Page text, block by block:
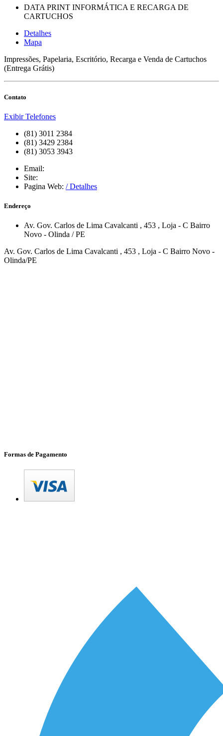
DATA PRINT INFORMÁTICA E RECARGA DE
CARTUCHOS
Detalhes
Mapa
Impressões, Papelaria, Escritório, Recarga e Venda de Cartuchos
(Entrega Grátis)
Contato
Exibir Telefones
(81) 3011 2384
(81) 3429 2384
(81) 3053 3943
Email:
Site:
Pagina Web: / Detalhes
Endereço
Av. Gov. Carlos de Lima Cavalcanti , 453 , Loja - C Bairro
Novo - Olinda /PE
Av. Gov. Carlos de Lima Cavalcanti , 453 , Loja - C Bairro Novo -
Olinda/PE
Formas de Pagamento